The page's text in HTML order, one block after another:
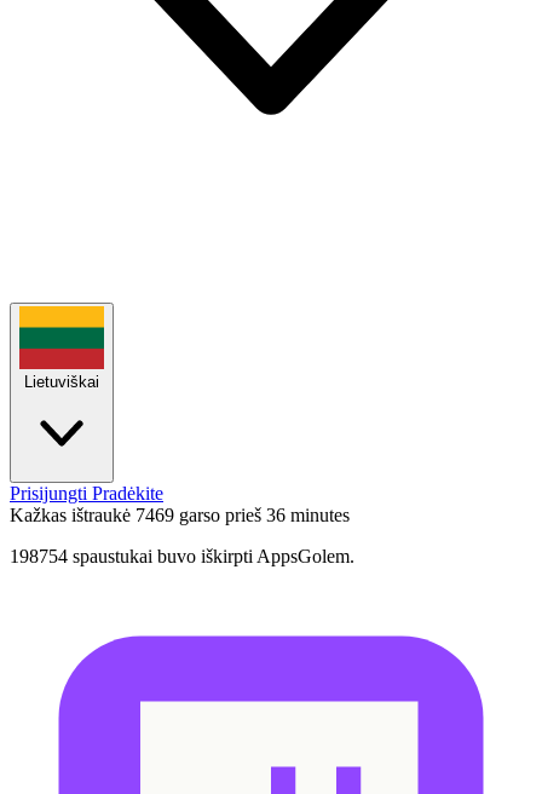
Lietuviškai
Prisijungti Pradėkite
Kažkas ištraukė 7469 garso prieš 36 minutes
198754 spaustukai buvo iškirpti AppsGolem.